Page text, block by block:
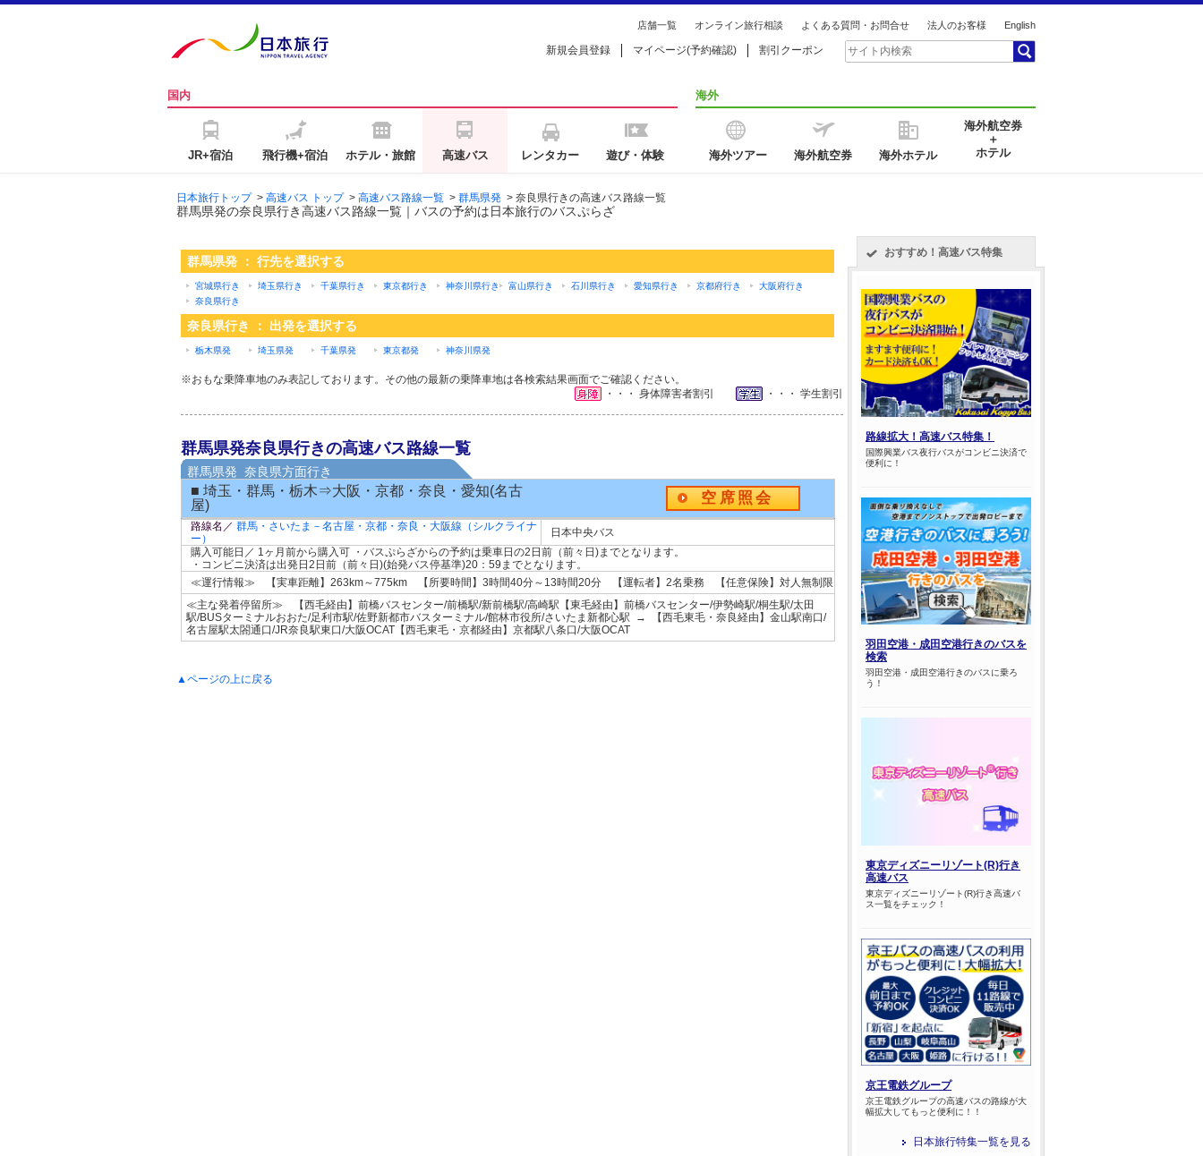
店舗一覧 オンライン旅行相談 よくある質問・お問合せ 法人のお客様 English
新規会員登録 マイページ(予約確認) 割引クーポン
国内
JR+宿泊 飛行機+宿泊 ホテル・旅館 高速バス レンタカー 遊び・体験
海外
海外ツアー 海外航空券 海外ホテル
海外航空券
＋
ホテル
日本旅行トップ> 高速バス トップ> 高速バス路線一覧 > 群馬県発 > 奈良県行きの高速バス路線一覧
群馬県発の奈良県行き高速バス路線一覧｜バスの予約は日本旅行のバスぷらざ
群馬県発 ： 行先を選択する
宮城県行き 埼玉県行き 千葉県行き 東京都行き 神奈川県行き 富山県行き 石川県行き 愛知県行き 京都府行き
大阪府行き
奈良県行き
奈良県行き ： 出発を選択する
栃木県発 埼玉県発 千葉県発 東京都発 神奈川県発
※おもな乗降車地のみ表記しております。その他の最新の乗降車地は各検索結果画面でご確認ください。
・・・ 身体障害者割引
・・・ 学生割引
群馬県発奈良県行きの高速バス路線一覧
群馬県発 奈良県方面行き
■ 埼玉・群馬・栃木⇒大阪・京都・奈良・愛知(名古
屋)
空席照会
路線名／ 群馬・さいたま－名古屋・京都・奈良・大阪線（シルクライナ
ー）
日本中央バス
購入可能日／ 1ヶ月前から購入可 ・バスぷらざからの予約は乗車日の2日前（前々日)までとなります。
・コンビニ決済は出発日2日前（前々日)(始発バス停基準)20：59までとなります。
≪運行情報≫ 【実車距離】263km～775km 【所要時間】3時間40分～13時間20分 【運転者】2名乗務 【任意保険】対人無制限
≪主な発着停留所≫ 【西毛経由】前橋バスセンター/前橋駅/新前橋駅/高崎駅【東毛経由】前橋バスセンター/伊勢崎駅/桐生駅/太田
駅/BUSターミナルおおた/足利市駅/佐野新都市バスターミナル/館林市役所/さいたま新都心駅 → 【西毛東毛・奈良経由】金山駅南口/
名古屋駅太閤通口/JR奈良駅東口/大阪OCAT【西毛東毛・京都経由】京都駅八条口/大阪OCAT
▲ページの上に戻る
おすすめ！高速バス特集
路線拡大！高速バス特集！
国際興業バス夜行バスがコンビニ決済で
便利に！
羽田空港・成田空港行きのバスを
検索
羽田空港・成田空港行きのバスに乗ろ
う！
東京ディズニーリゾート(R)行き
高速バス
東京ディズニーリゾート(R)行き高速バ
ス一覧をチェック！
京王電鉄グループ
京王電鉄グループの高速バスの路線が大
幅拡大してもっと便利に！！
日本旅行特集一覧を見る